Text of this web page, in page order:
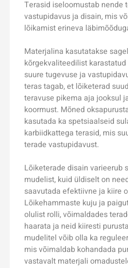
Terasid iseloomustab nende
vastupidavus ja disain, mis
lõikamist erineva
Materjalina kasutatakse
kõrgekvaliteedilist karastatud
suure tugevuse ja
teras tagab, et lõiketerad
teravuse pikema aja jooksul
koormust. Mõned
kasutada ka spetsiaalseid
karbiidkattega terasid, mis
terade vastupidavust.
Lõiketerade disain varieerub
mudelist, kuid üldiselt on
saavutada efektiivne ja kiire
Lõikehammaste kuju ja
olulist rolli, võimaldades
haarata ja neid kiiresti
mudelitel võib olla ka
mis võimaldab kohandada
vastavalt materjali